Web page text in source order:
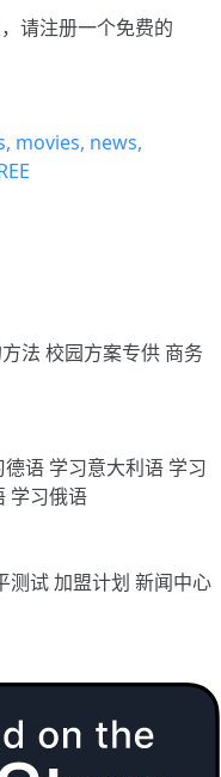
请注册一个免费的
法 校园方案专供 商务
德语 学习意大利语 学习
学习俄语
测试加盟计划 新闻中心